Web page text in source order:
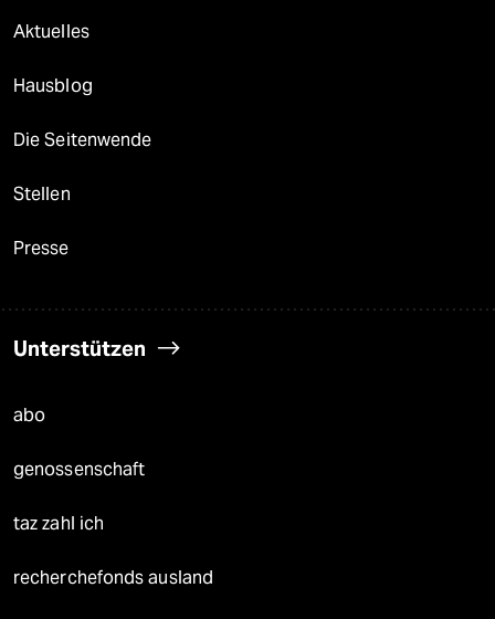
Aktuelles
Hausblog
Die Seitenwende
Stellen
Presse
Unterstützen
abo
genossenschaft
taz zahl ich
recherchefonds ausland